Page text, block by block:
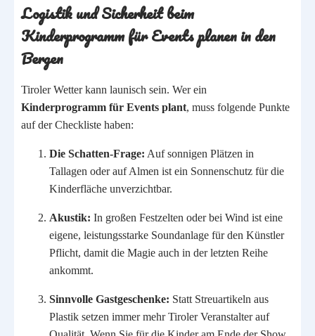
Logistik und Sicherheit beim
Kinderprogramm für Events planen in den
Bergen
Tiroler Wetter kann launisch sein. Wer ein
Kinderprogramm für Events plant, muss folgende Punkte
auf der Checkliste haben:
Die Schatten-Frage: Auf sonnigen Plätzen in
Tallagen oder auf Almen ist ein Sonnenschutz für die
Kinderfläche unverzichtbar.
Akustik: In großen Festzelten oder bei Wind ist eine
eigene, leistungsstarke Soundanlage für den Künstler
Pflicht, damit die Magie auch in der letzten Reihe
ankommt.
Sinnvolle Gastgeschenke: Statt Streuartikeln aus
Plastik setzen immer mehr Tiroler Veranstalter auf